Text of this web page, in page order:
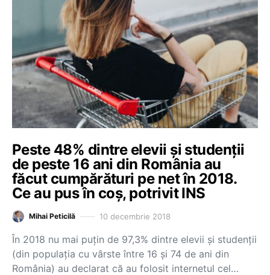
Peste 48% dintre elevii și studenții
de peste 16 ani din România au
făcut cumpărături pe net în 2018.
Ce au pus în coș, potrivit INS
Mihai Peticilă 10 decembrie 2018
În 2018 nu mai puțin de 97,3% dintre elevii și studenții
(din populația cu vârste între 16 și 74 de ani din
România) au declarat că au folosit internetul cel…